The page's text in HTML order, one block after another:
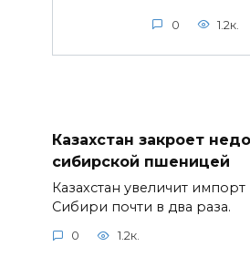
0 1.2к.
Казахстан закроет
сибирской пшеницей
Казахстан увеличит
Сибири почти в два раза.
0 1.2к.